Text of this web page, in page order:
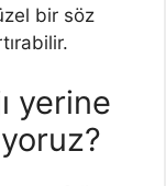
bir söz
yerine